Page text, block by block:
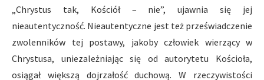
„Chrystus tak, Kościół – nie”, ujawnia się jej
nieautentyczność. Nieautentyczne jest też przeświadczenie
zwolenników tej postawy, jakoby człowiek wierzący w
Chrystusa, uniezależniając się od autorytetu Kościoła,
osiągał większą dojrzałość duchową. W rzeczywistości